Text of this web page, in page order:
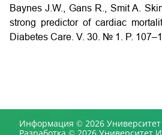
Baynes J.W., Gans R., Smit A.
strong predictor of cardiac
Diabetes Care. V. 30. № 1. P.
Информация © 2026